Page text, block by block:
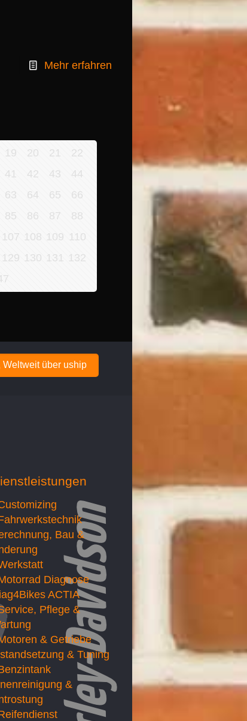
Mehr erfahren
19 20 21
22
41 42 43
44
63 64 65
66
85 86 87
88
107 108 109 110
129 130 131 132
Weltweit über uship
Bau &
Diagnose
ACTIA
Pflege &
& Getriebe
& Tuning
&